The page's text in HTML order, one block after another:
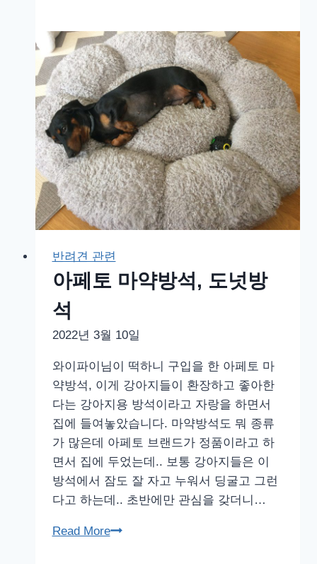
애
견
카
페
독
신
남
반려견 관련
아페토 마약방석, 도넛방
석
2022년 3월 10일
와이파이님이 떡하니 구입을 한 아페토 마
약방석, 이게 강아지들이 환장하고 좋아한
다는 강아지용 방석이라고 자랑을 하면서
집에 들여놓았습니다. 마약방석도 뭐 종류
가 많은데 아페토 브랜드가 정품이라고 하
면서 집에 두었는데.. 보통 강아지들은 이
방석에서 잠도 잘 자고 누워서 딩굴고 그런
다고 하는데.. 초반에만 관심을 갖더니…
Read More아